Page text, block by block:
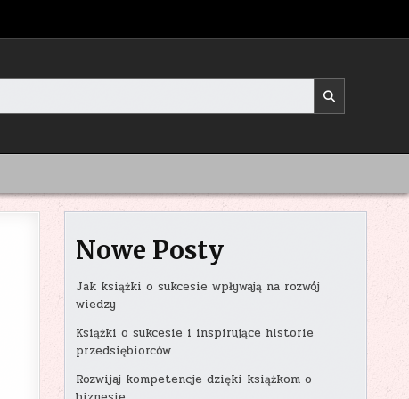
Nowe Posty
Jak książki o sukcesie wpływają na rozwój
wiedzy
Książki o sukcesie i inspirujące historie
przedsiębiorców
Rozwijaj kompetencje dzięki książkom o